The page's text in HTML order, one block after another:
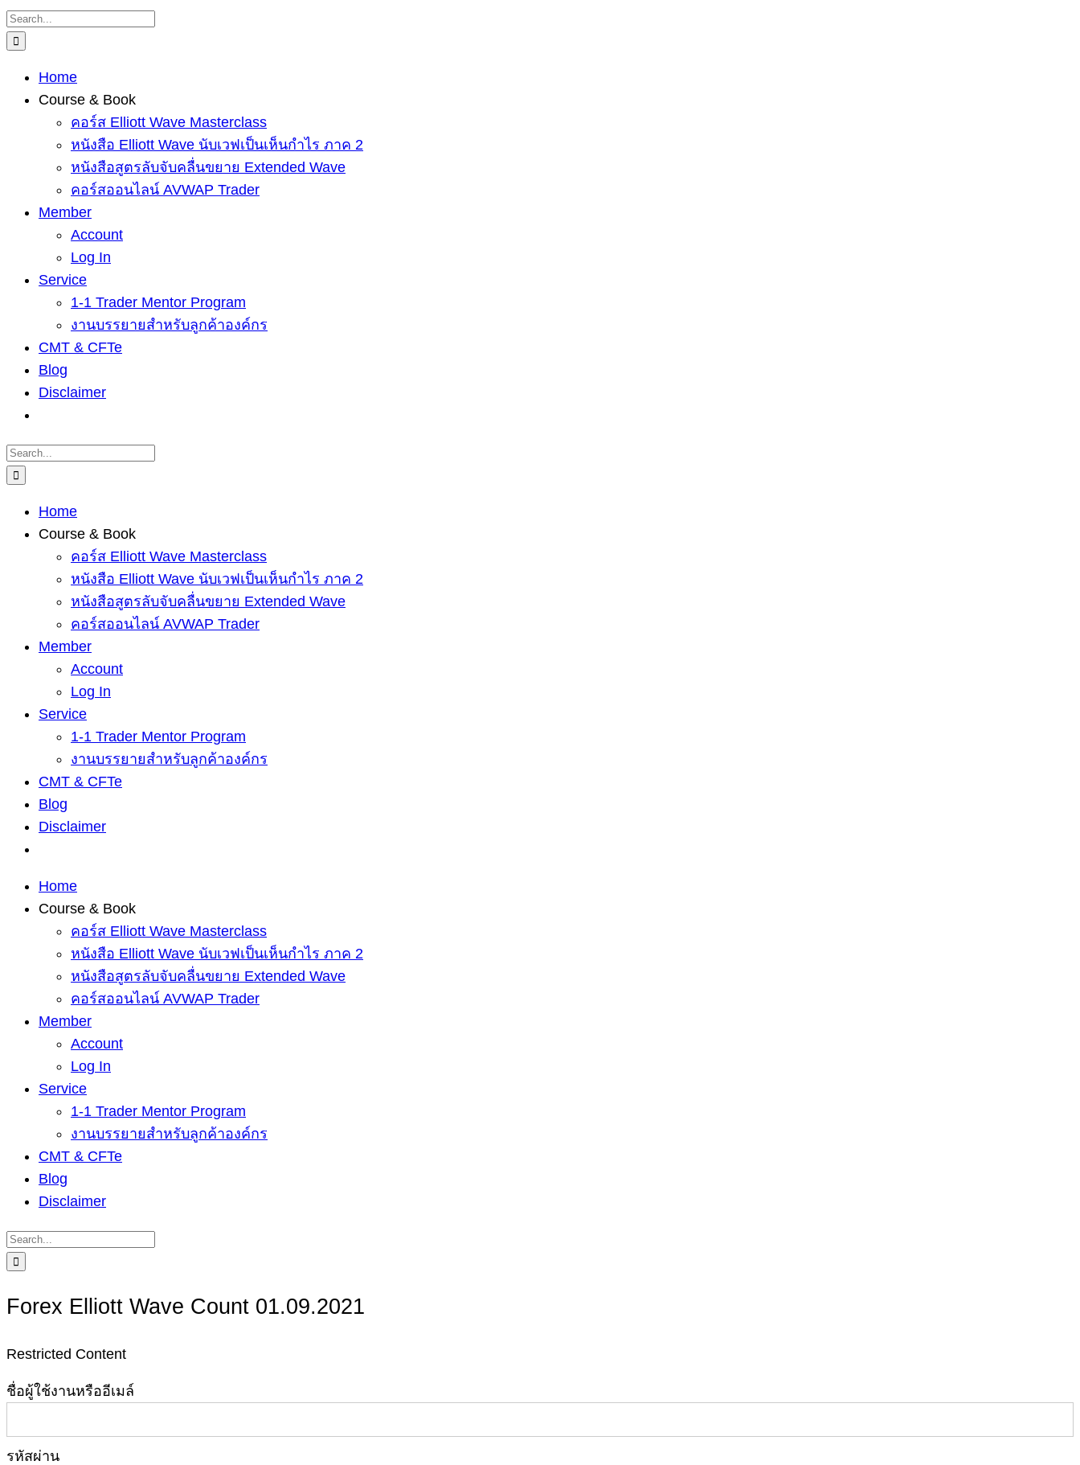
Skip
to
Search
for:
Home
Course & Book
คอร์ส Elliott Wave Masterclass
หนังสือ Elliott Wave นับเวฟเป็นเห็นกำไร ภาค 2
หนังสือสูตรลับจับคลื่นขยาย Extended Wave
คอร์สออนไลน์ AVWAP Trader
Member
Account
Log In
Service
1-1 Trader Mentor Program
งานบรรยายสำหรับลูกค้าองค์กร
CMT & CFTe
Blog
Disclaimer
Search
for:
Home
Course & Book
คอร์ส Elliott Wave Masterclass
หนังสือ Elliott Wave นับเวฟเป็นเห็นกำไร ภาค 2
หนังสือสูตรลับจับคลื่นขยาย Extended Wave
คอร์สออนไลน์ AVWAP Trader
Member
Account
Log In
Service
1-1 Trader Mentor Program
งานบรรยายสำหรับลูกค้าองค์กร
CMT & CFTe
Blog
Disclaimer
Home
Course & Book
คอร์ส Elliott Wave Masterclass
หนังสือ Elliott Wave นับเวฟเป็นเห็นกำไร ภาค 2
หนังสือสูตรลับจับคลื่นขยาย Extended Wave
คอร์สออนไลน์ AVWAP Trader
Member
Account
Log In
Service
1-1 Trader Mentor Program
งานบรรยายสำหรับลูกค้าองค์กร
CMT & CFTe
Blog
Disclaimer
Search
for:
Forex Elliott Wave Count 01.09.2021
Restricted Content
ชื่อผู้ใช้งานหรืออีเมล์
รหัสผ่าน